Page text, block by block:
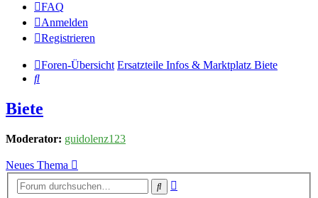
FAQ
Anmelden
Registrieren
Foren-Übersicht Ersatzteile Infos & Marktplatz Biete
Suche
Biete
Moderator: guidolenz123
Neues Thema
Suche